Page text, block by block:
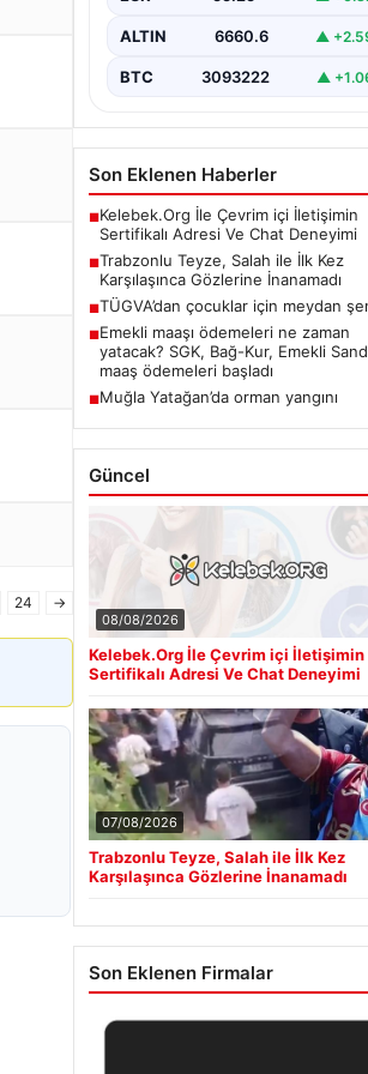
24 →
ALTIN 6660.6 ▲
BTC 3093222 ▲
Son Eklenen Haberler
■Kelebek.Org İle Çevrim içi İletişimin
Sertifikalı Adresi Ve Chat Deneyimi
■Trabzonlu Teyze, Salah ile İlk Kez
Karşılaşınca Gözlerine İnanamadı
■TÜGVA’dan çocuklar için meydan
■Emekli maaşı ödemeleri ne zaman
yatacak? SGK, Bağ-Kur, Emekli
maaş ödemeleri başladı
■Muğla Yatağan’da orman yangını
Güncel
08/08/2026
Kelebek.Org İle Çevrim içi İletişimin
Sertifikalı Adresi Ve Chat Deneyimi
07/08/2026
Trabzonlu Teyze, Salah ile İlk Kez
Karşılaşınca Gözlerine İnanamadı
Son Eklenen Firmalar